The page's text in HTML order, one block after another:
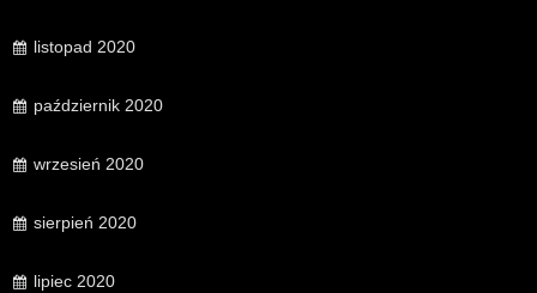
listopad 2020
październik 2020
wrzesień 2020
sierpień 2020
lipiec 2020